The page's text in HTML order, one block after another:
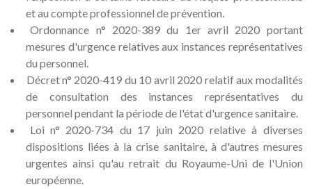
et au compte professionnel de prévention.
Ordonnance n° 2020-389 du 1er avril 2020 portant
mesures d'urgence relatives aux instances représentatives
du personnel.
Décret n° 2020-419 du 10 avril 2020 relatif aux modalités
de consultation des instances représentatives du
personnel pendant la période de l'état d'urgence sanitaire.
Loi n° 2020-734 du 17 juin 2020 relative à diverses
dispositions liées à la crise sanitaire, à d'autres mesures
urgentes ainsi qu'au retrait du Royaume-Uni de l'Union
européenne.